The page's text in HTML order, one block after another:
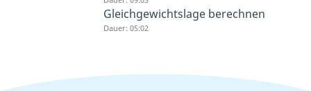
Gleichgewichtslage berechnen
Dauer: 05:02